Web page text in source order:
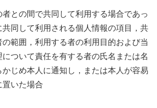
との間で共同して利用する場合であっ
共同して利用される個人情報の項目，共
の範囲，利用する者の利用目的および当
ついて責任を有する者の氏名または名
じめ本人に通知し，または本人が容易
置いた場合